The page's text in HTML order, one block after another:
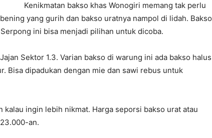
Kenikmatan bakso khas Wonogiri memang tak perlu
yang gurih dan bakso uratnya nampol di lidah. Bakso
ini bisa menjadi pilihan untuk dicoba.
Sektor 1.3. Varian bakso di warung ini ada bakso halus
Bisa dipadukan dengan mie dan sawi rebus untuk
kalau ingin lebih nikmat. Harga seporsi bakso urat atau
an.